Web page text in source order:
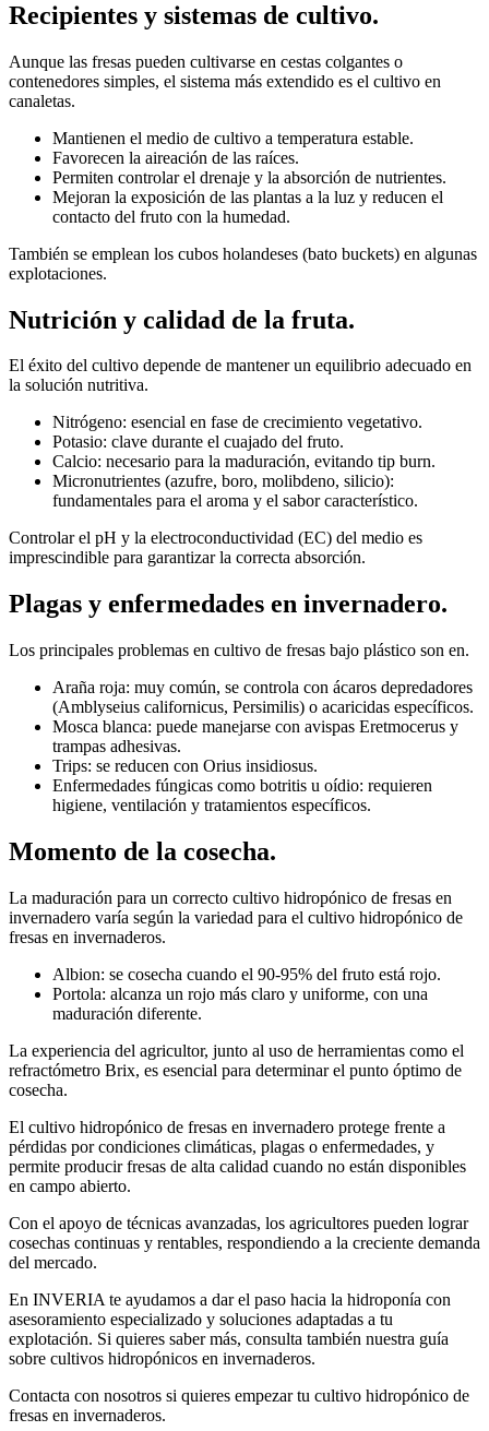
Recipientes y sistemas de cultivo.
Aunque las fresas pueden cultivarse en cestas colgantes o
contenedores simples, el sistema más extendido es el cultivo en
canaletas.
Mantienen el medio de cultivo a temperatura estable.
Favorecen la aireación de las raíces.
Permiten controlar el drenaje y la absorción de nutrientes.
Mejoran la exposición de las plantas a la luz y reducen el
contacto del fruto con la humedad.
También se emplean los cubos holandeses (bato buckets) en algunas
explotaciones.
Nutrición y calidad de la fruta.
El éxito del cultivo depende de mantener un equilibrio adecuado en
la solución nutritiva.
Nitrógeno: esencial en fase de crecimiento vegetativo.
Potasio: clave durante el cuajado del fruto.
Calcio: necesario para la maduración, evitando tip burn.
Micronutrientes (azufre, boro, molibdeno, silicio):
fundamentales para el aroma y el sabor característico.
Controlar el pH y la electroconductividad (EC) del medio es
imprescindible para garantizar la correcta absorción.
Plagas y enfermedades en invernadero.
Los principales problemas en cultivo de fresas bajo plástico son en.
Araña roja: muy común, se controla con ácaros depredadores
(Amblyseius californicus, Persimilis) o acaricidas específicos.
Mosca blanca: puede manejarse con avispas Eretmocerus y
trampas adhesivas.
Trips: se reducen con Orius insidiosus.
Enfermedades fúngicas como botritis u oídio: requieren
higiene, ventilación y tratamientos específicos.
Momento de la cosecha.
La maduración para un correcto cultivo hidropónico de fresas en
invernadero varía según la variedad para el cultivo hidropónico de
fresas en invernaderos.
Albion: se cosecha cuando el 90-95% del fruto está rojo.
Portola: alcanza un rojo más claro y uniforme, con una
maduración diferente.
La experiencia del agricultor, junto al uso de herramientas como el
refractómetro Brix, es esencial para determinar el punto óptimo de
cosecha.
El cultivo hidropónico de fresas en invernadero protege frente a
pérdidas por condiciones climáticas, plagas o enfermedades, y
permite producir fresas de alta calidad cuando no están disponibles
en campo abierto.
Con el apoyo de técnicas avanzadas, los agricultores pueden lograr
cosechas continuas y rentables, respondiendo a la creciente demanda
del mercado.
En INVERIA te ayudamos a dar el paso hacia la hidroponía con
asesoramiento especializado y soluciones adaptadas a tu
explotación. Si quieres saber más, consulta también nuestra guía
sobre cultivos hidropónicos en invernaderos.
Contacta con nosotros si quieres empezar tu cultivo hidropónico de
fresas en invernaderos.